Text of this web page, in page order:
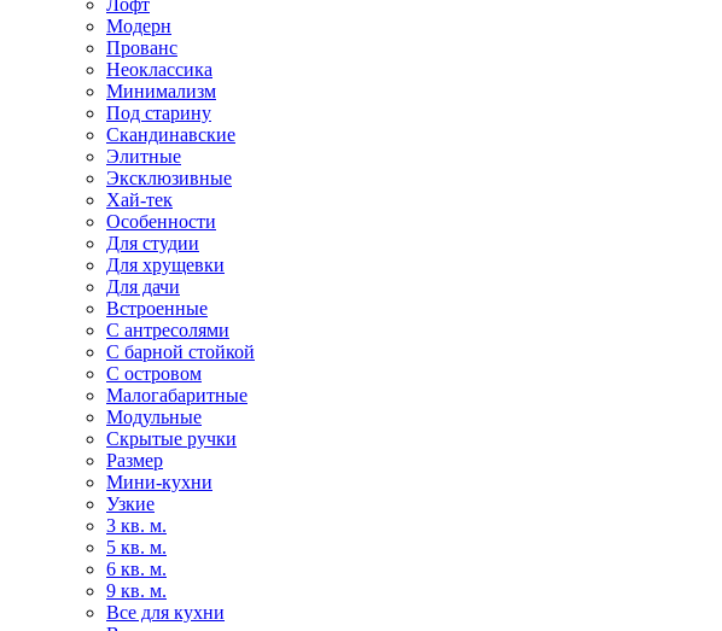
Модерн
Прованс
Неоклассика
Минимализм
Под старину
Скандинавские
Элитные
Эксклюзивные
Хай-тек
Особенности
Для студии
Для хрущевки
Для дачи
Встроенные
С антресолями
С барной стойкой
С островом
Малогабаритные
Модульные
Скрытые ручки
Размер
Мини-кухни
Узкие
3 кв. м.
5 кв. м.
6 кв. м.
9 кв. м.
Все для кухни